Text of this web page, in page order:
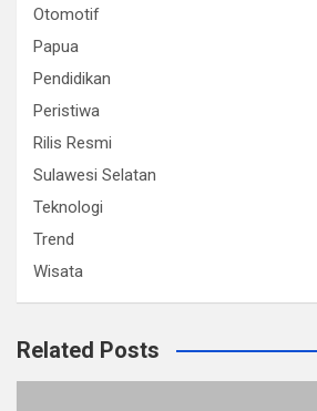
Otomotif
Papua
Pendidikan
Peristiwa
Rilis Resmi
Sulawesi Selatan
Teknologi
Trend
Wisata
Related Posts